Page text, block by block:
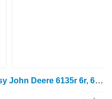
Rockshaft Control Valve Assy John Deere 6135r 6r, 6m Rockshaft Control Valve Assy Al212972, Al224475 AL212972 para John Deere 6145R tractor de ruedas